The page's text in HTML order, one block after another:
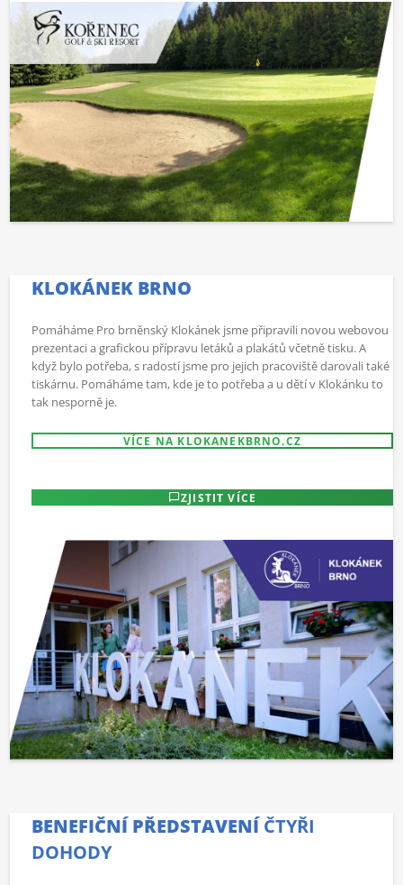
KLOKÁNEK BRNO
Pomáháme Pro brněnský Klokánek jsme připravili novou webovou
prezentaci a grafickou přípravu letáků a plakátů včetně tisku. A
když bylo potřeba, s radostí jsme pro jejich pracoviště darovali také
tiskárnu. Pomáháme tam, kde je to potřeba a u dětí v Klokánku to
tak nesporně je.
VÍCE NA KLOKANEKBRNO.CZ
ZJISTIT VÍCE
BENEFIČNÍ PŘEDSTAVENÍČTYŘI
DOHODY